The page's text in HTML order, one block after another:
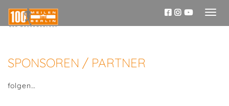
SPONSOREN / PARTNER
folgen…